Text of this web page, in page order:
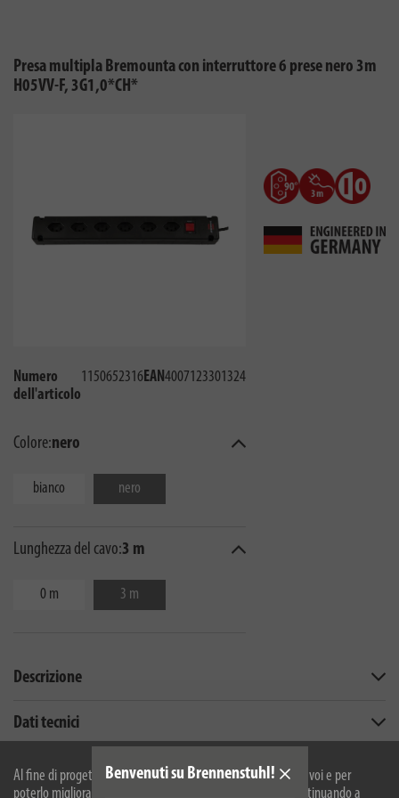
Al fine di progettare il nostro sito web in modo ottimale per voi e per
poterlo migliorare continuamente, utilizziamo i cookies. Continuando a
Benvenuti su Brennenstuhl!
Presa multipla Bremounta con interruttore 6 prese nero 3m
H05VV-F, 3G1,0*CH*
Numero
dell'articolo
1150652316EAN4007123301324
Colore:nero
bianco nero
Lunghezza del cavo:3 m
0 m 3 m
Descrizione
Dati tecnici
Download